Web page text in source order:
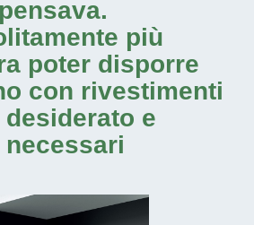
più
poter disporre
con rivestimenti
e